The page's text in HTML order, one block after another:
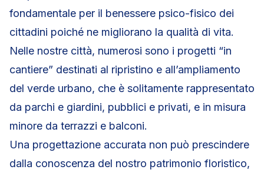
fondamentale per il benessere psico-fisico dei
cittadini poiché ne migliorano la qualità di vita.
Nelle nostre città, numerosi sono i progetti “in
cantiere” destinati al ripristino e all’ampliamento
del verde urbano, che è solitamente rappresentato
da parchi e giardini, pubblici e privati, e in misura
minore da terrazzi e balconi.
Una progettazione accurata non può prescindere
dalla conoscenza del nostro patrimonio floristico,